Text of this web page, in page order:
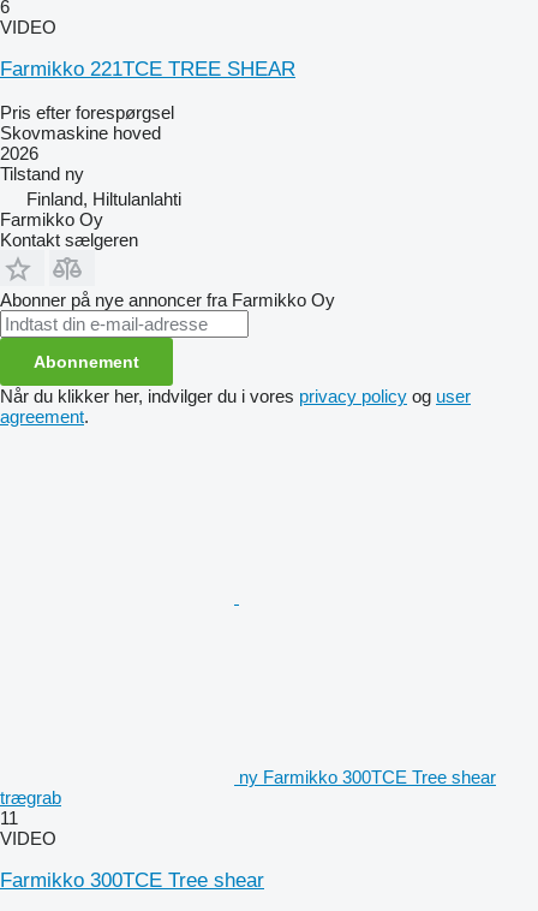
6
VIDEO
Farmikko 221TCE TREE SHEAR
Pris efter forespørgsel
Skovmaskine hoved
2026
Tilstand ny
Finland, Hiltulanlahti
Farmikko Oy
Kontakt sælgeren
Abonner på nye annoncer fra Farmikko Oy
Abonnement
Når du klikker her, indvilger du i vores privacy policy og user
agreement.
ny Farmikko 300TCE Tree shear
trægrab
11
VIDEO
Farmikko 300TCE Tree shear